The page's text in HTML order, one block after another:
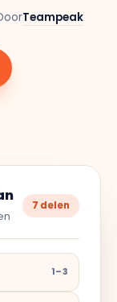
Teampeak
7 delen
1–3